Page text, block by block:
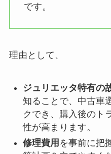
です。
理由として、
ジュリエッタ特有の
知ることで、中古車
クでき、購入後のト
性が高まります。
修理費用 を事前に把